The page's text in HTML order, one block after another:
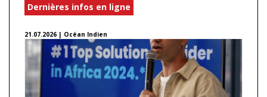
Dernières infos en ligne
21.07.2026 | Océan Indien